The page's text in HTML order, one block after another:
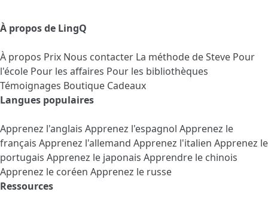
À propos de LingQ
À propos Prix Nous contacter La méthode de Steve Pour
l'école Pour les affaires Pour les bibliothèques
Témoignages Boutique Cadeaux
Langues populaires
Apprenez l'anglais Apprenez l'espagnol Apprenez le
français Apprenez l'allemand Apprenez l'italien Apprenez le
portugais Apprenez le japonais Apprendre le chinois
Apprenez le coréen Apprenez le russe
Ressources